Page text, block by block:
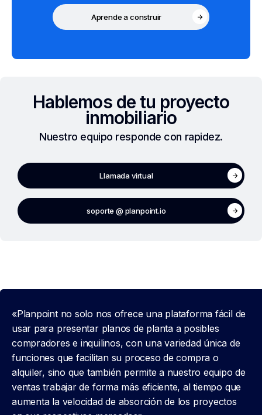
Aprende a construir
Hablemos de tu proyecto
inmobiliario
Nuestro equipo responde con rapidez.
Llamada virtual
soporte @ planpoint.io
«Planpoint no solo nos ofrece una plataforma fácil de
usar para presentar planos de planta a posibles
compradores e inquilinos, con una variedad única de
funciones que facilitan su proceso de compra o
alquiler, sino que también permite a nuestro equipo de
ventas trabajar de forma más eficiente, al tiempo que
aumenta la velocidad de absorción de los proyectos